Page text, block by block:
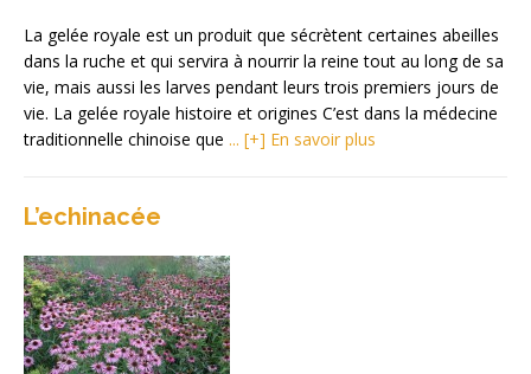
La gelée royale est un produit que sécrètent certaines abeilles
dans la ruche et qui servira à nourrir la reine tout au long de sa
vie, mais aussi les larves pendant leurs trois premiers jours de
vie. La gelée royale histoire et origines C’est dans la médecine
traditionnelle chinoise que ... [+] En savoir plus
L’echinacée